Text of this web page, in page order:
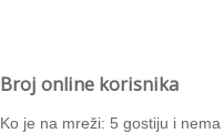
Broj online korisnika
Ko je na mreži: 5 gostiju i